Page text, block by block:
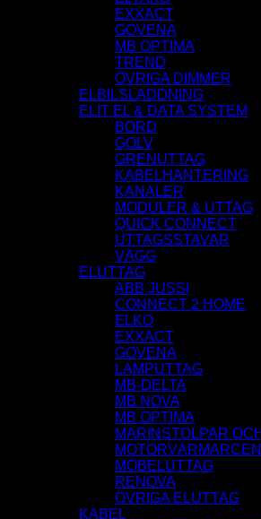
EXXACT
GOVENA
MB OPTIMA
TREND
ÖVRIGA DIMMER
ELBILSLADDNING
ELIT EL & DATA SYSTEM
BORD
GOLV
GRENUTTAG
KABELHANTERING
KANALER
MODULER & UTTAG
QUICK CONNECT
UTTAGSSTAVAR
VÄGG
ELUTTAG
ABB JUSSI
CONNECT 2 HOME
ELKO
EXXACT
GOVENA
LAMPUTTAG
MB-DELTA
MB NOVA
MB OPTIMA
MARINSTOLPAR
MÖBELUTTAG
RENOVA
ÖVRIGA ELUTTAG
KABEL